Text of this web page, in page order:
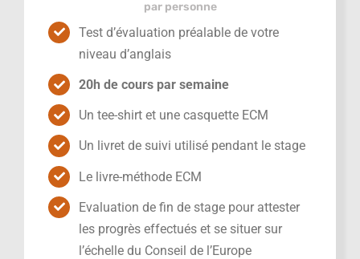
par personne
Test d’évaluation préalable de votre
niveau d’anglais
20h de cours par semaine
Un tee-shirt et une casquette ECM
Un livret de suivi utilisé pendant le stage
Le livre-méthode ECM
Evaluation de fin de stage pour attester
les progrès effectués et se situer sur
l’échelle du Conseil de l’Europe